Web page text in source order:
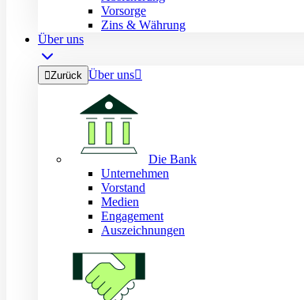
Vorsorge
Zins & Währung
Über uns
Zurück Über uns
Die Bank
Unternehmen
Vorstand
Medien
Engagement
Auszeichnungen